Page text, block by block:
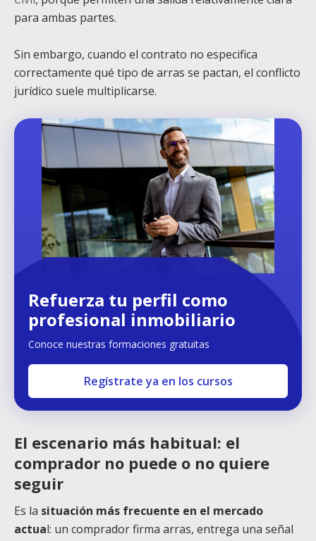
para ambas partes.
Sin embargo, cuando el contrato no especifica
correctamente qué tipo de arras se pactan, el conflicto
jurídico suele multiplicarse.
Refuerza tu perfil como
profesional inmobiliario
Conoce nuestras formaciones gratuitas
Regístrate ya en los cursos
El escenario más habitual: el
comprador no puede o no quiere
seguir
Es la situación más frecuente en el mercado
actual: un comprador firma arras, entrega una señal